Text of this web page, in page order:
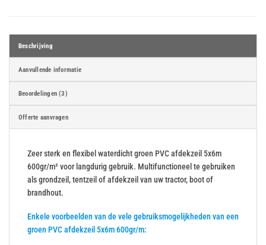
Beschrijving
Aanvullende informatie
Beoordelingen (3)
Offerte aanvragen
Zeer sterk en flexibel waterdicht groen PVC afdekzeil 5x6m
600gr/m² voor langdurig gebruik. Multifunctioneel te gebruiken
als grondzeil, tentzeil of afdekzeil van uw tractor, boot of
brandhout.
Enkele voorbeelden van de vele gebruiksmogelijkheden van een
groen PVC afdekzeil 5x6m 600gr/m: